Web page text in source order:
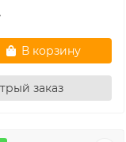
РБ
В корзину
заказ